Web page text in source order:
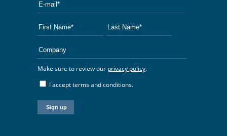
Make sure to review our privacy policy.
I accept terms and conditions.